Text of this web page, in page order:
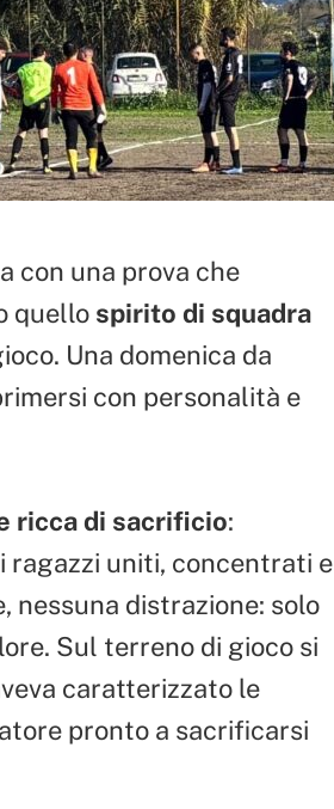
con una prova che
quello spirito di squadra
Una domenica da
con personalità e
ricca di sacrificio:
ragazzi uniti, concentrati e
nessuna distrazione: solo
Sul terreno di gioco si
caratterizzato le
pronto a sacrificarsi